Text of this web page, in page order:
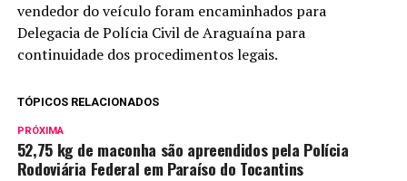
vendedor do veículo foram encaminhados para
Delegacia de Polícia Civil de Araguaína para
continuidade dos procedimentos legais.
TÓPICOS RELACIONADOS
PRÓXIMA
52,75 kg de maconha são apreendidos pela Polícia
Rodoviária Federal em Paraíso do Tocantins